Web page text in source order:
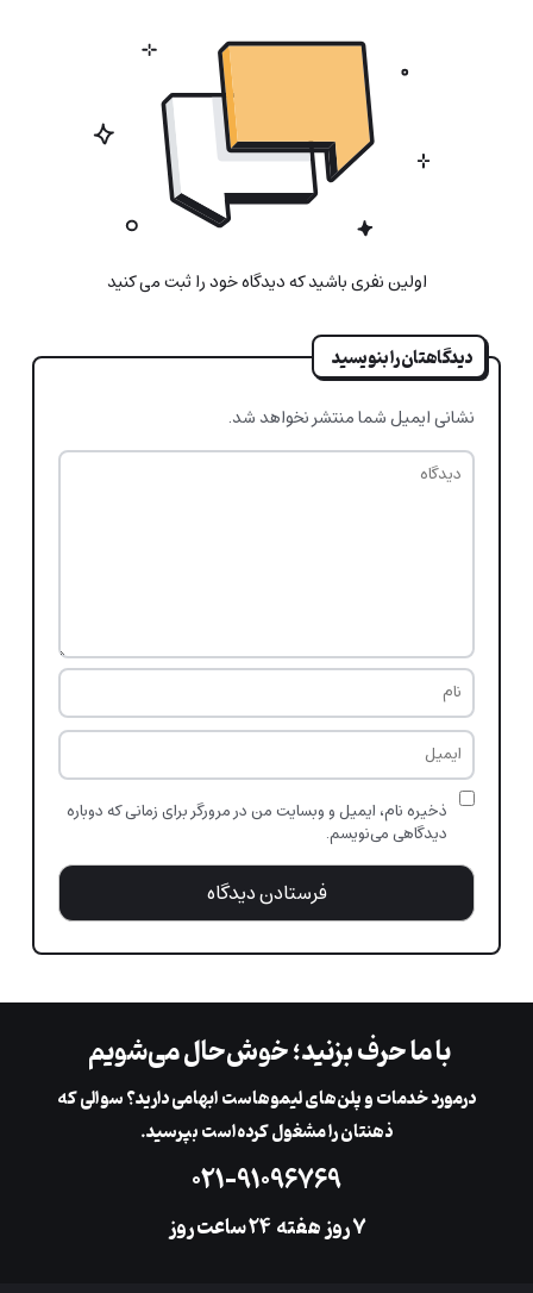
اولین نفری باشید که دیدگاه خود را ثبت می کنید
دیدگاهتان را بنویسید
نشانی ایمیل شما منتشر نخواهد شد.
ذخیره نام، ایمیل و وبسایت من در مرورگر برای زمانی که دوباره
دیدگاهی می‌نویسم.
با ما حرف بزنید؛ خوش‌حال می‌شویم
در‌مورد خدمات و پلن‌های لیمو‌هاست ابهامی دارید؟ سوالی که
ذهنتان را مشغول کرده‌است بپرسید.
۰۲۱-۹۱۰۹۶۷۶۹
۷ روز هفته ‌۲۴ ساعت روز